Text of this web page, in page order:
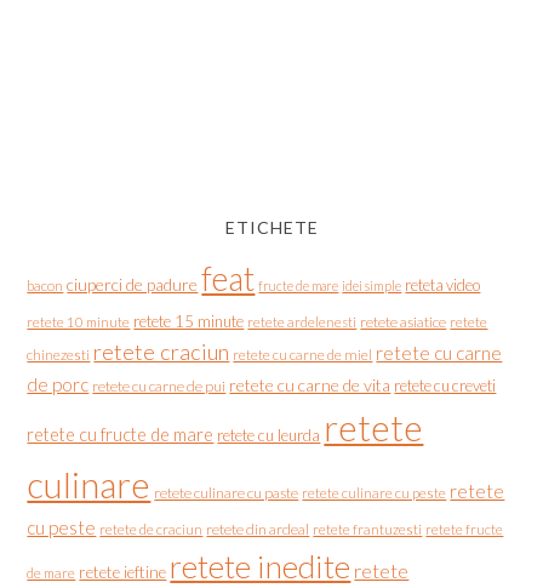
ETICHETE
bacon ciuperci de padure feat fructe de mare idei simple reteta video
retete 10 minute retete 15 minute retete ardelenesti retete asiatice retete
chinezesti retete craciun retete cu carne de miel retete cu carne
de porc retete cu carne de pui retete cu carne de vita retete cu creveti
retete cu fructe de mare retete cu leurda retete
culinare retete culinare cu paste retete culinare cu peste retete
cu peste retete de craciun retete din ardeal retete frantuzesti retete fructe
de mare retete ieftine retete inedite retete